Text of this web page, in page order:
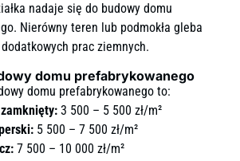
nadaje się do budowy domu
Nierówny teren lub podmokła gleba
prac ziemnych.
domu prefabrykowanego
domu prefabrykowanego to:
3 500 – 5 500 zł/m²
5 500 – 7 500 zł/m²
7 500 – 10 000 zł/m²